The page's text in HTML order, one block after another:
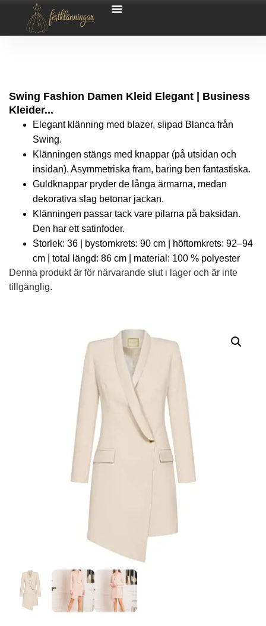
Swing Fashion Damen Kleid Elegant | Business
Kleider...
Elegant klänning med blazer, slipad Blanca från
Swing.
Klänningen stängs med knappar (på utsidan och
insidan). Asymmetriska fram, baring ben fantastiska.
Guldknappar pryder de långa ärmarna, medan
dekorativa slag betonar jackan.
Klänningen passar tack vare pilarna på baksidan.
Den har ett satinfoder.
Storlek: 36 | bystomkrets: 90 cm | höftomkrets: 92–94
cm | total längd: 86 cm | material: 100 % polyester
Denna produkt är för närvarande slut i lager och är inte
tillgänglig.